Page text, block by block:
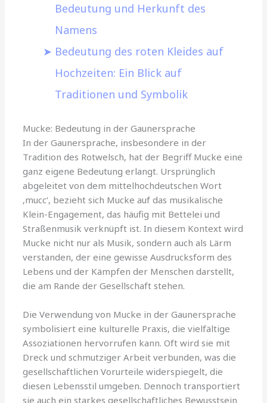
Bedeutung und Herkunft des
Namens
Bedeutung des roten Kleides auf
Hochzeiten: Ein Blick auf
Traditionen und Symbolik
Mucke: Bedeutung in der Gaunersprache
In der Gaunersprache, insbesondere in der
Tradition des Rotwelsch, hat der Begriff Mucke eine
ganz eigene Bedeutung erlangt. Ursprünglich
abgeleitet von dem mittelhochdeutschen Wort
‚mucc‘, bezieht sich Mucke auf das musikalische
Klein-Engagement, das häufig mit Bettelei und
Straßenmusik verknüpft ist. In diesem Kontext wird
Mucke nicht nur als Musik, sondern auch als Lärm
verstanden, der eine gewisse Ausdrucksform des
Lebens und der Kämpfen der Menschen darstellt,
die am Rande der Gesellschaft stehen.
Die Verwendung von Mucke in der Gaunersprache
symbolisiert eine kulturelle Praxis, die vielfältige
Assoziationen hervorrufen kann. Oft wird sie mit
Dreck und schmutziger Arbeit verbunden, was die
gesellschaftlichen Vorurteile widerspiegelt, die
diesen Lebensstil umgeben. Dennoch transportiert
sie auch ein starkes gesellschaftliches Bewusstsein